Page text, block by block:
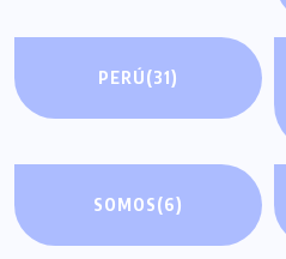
PERÚ(31)
SOMOS(6)